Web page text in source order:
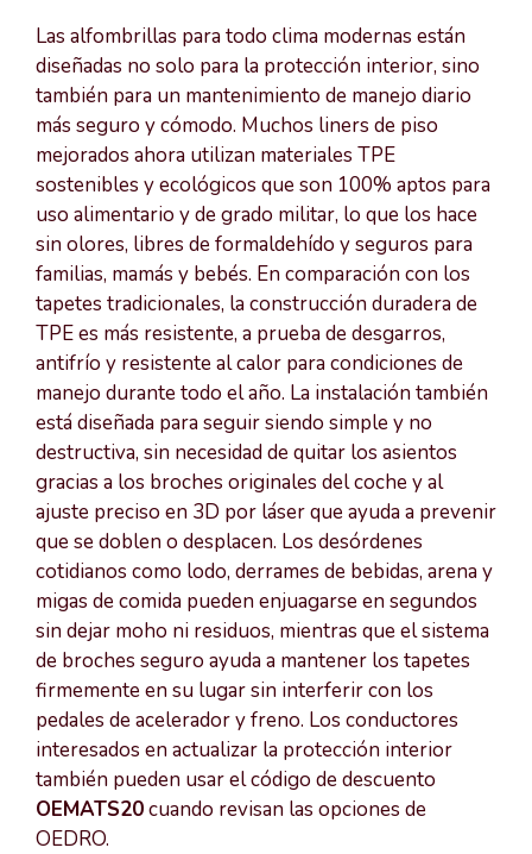
Las alfombrillas para todo clima modernas están
diseñadas no solo para la protección interior, sino
también para un mantenimiento de manejo diario
más seguro y cómodo. Muchos liners de piso
mejorados ahora utilizan materiales TPE
sostenibles y ecológicos que son 100% aptos para
uso alimentario y de grado militar, lo que los hace
sin olores, libres de formaldehído y seguros para
familias, mamás y bebés. En comparación con los
tapetes tradicionales, la construcción duradera de
TPE es más resistente, a prueba de desgarros,
antifrío y resistente al calor para condiciones de
manejo durante todo el año. La instalación también
está diseñada para seguir siendo simple y no
destructiva, sin necesidad de quitar los asientos
gracias a los broches originales del coche y al
ajuste preciso en 3D por láser que ayuda a prevenir
que se doblen o desplacen. Los desórdenes
cotidianos como lodo, derrames de bebidas, arena y
migas de comida pueden enjuagarse en segundos
sin dejar moho ni residuos, mientras que el sistema
de broches seguro ayuda a mantener los tapetes
firmemente en su lugar sin interferir con los
pedales de acelerador y freno. Los conductores
interesados en actualizar la protección interior
también pueden usar el código de descuento
OEMATS20cuando revisan las opciones de
OEDRO.